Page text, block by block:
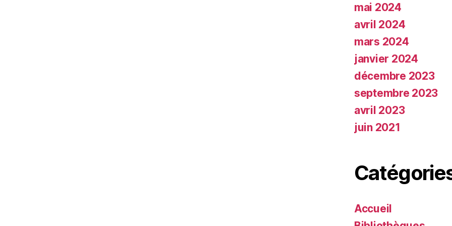
mai 2024
avril 2024
mars 2024
janvier 2024
décembre 2023
septembre 2023
avril 2023
juin 2021
Accueil